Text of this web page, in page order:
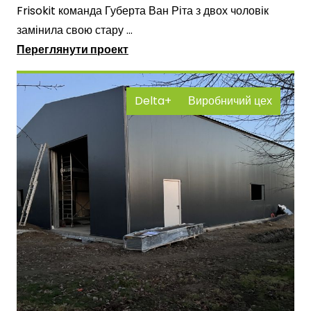
Frisokit команда Губерта Ван Ріта з двох чоловік
замінила свою стару ...
Переглянути проект
Delta+ Виробничий цех